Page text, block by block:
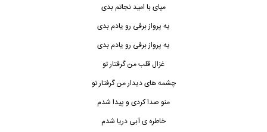
میای با امید نجاتم بدی
یه پرواز برفی رو یادم بدی
یه پرواز برفی رو یادم بدی
غزال قلب من گرفتار تو
چشمه های دیدار من گرفتار تو
منو صدا کردی و پیدا شدم
خاطره ی آبی دریا شدم